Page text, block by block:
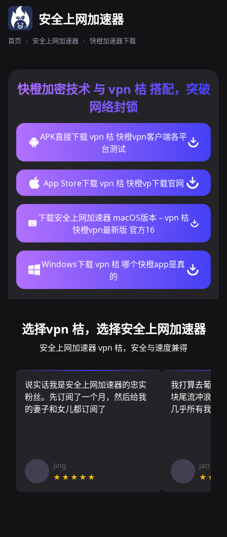
安全上网加速器
首页 › 安全上网加速器 › 快橙加速器下载
快橙加密技术 与 vpn 桔 搭配，突破
网络封锁
APK直接下载 vpn 桔 快橙vpn客户端各平
台测试
App Store下载 vpn 桔 快橙vp下载官网
下载安全上网加速器 macOS版本 – vpn 桔
快橙vpn最新版 官方16
Windows下载 vpn 桔 哪个快橙app是真
的
选择vpn 桔，选择安全上网加速器
安全上网加速器 vpn 桔，安全与速度兼得
说实话我是安全上网加速器的忠实
粉丝。先订阅了一个月，然后给我
的妻子和女儿都订阅了
Jing
★★★★★
我打算去葡萄
块尾流冲浪板
几乎所有我需
Jan V